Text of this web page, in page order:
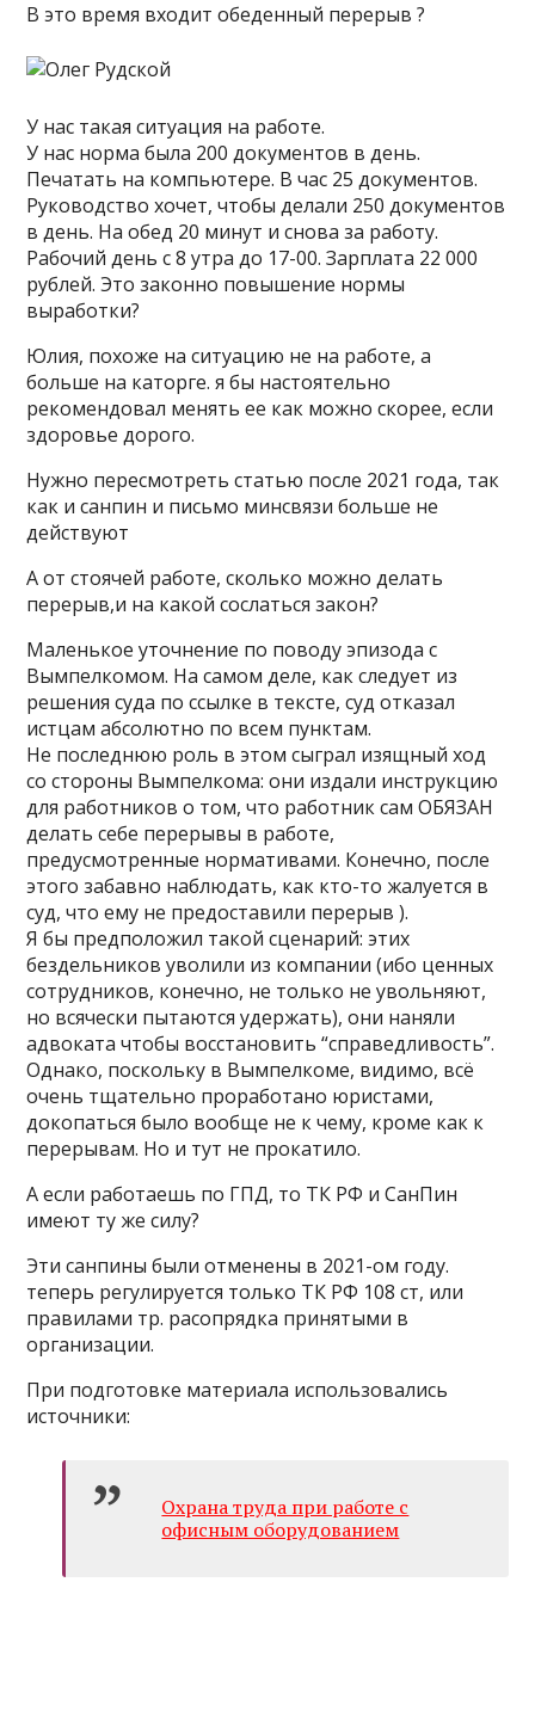
В это время входит обеденный перерыв ?
У нас такая ситуация на работе.
У нас норма была 200 документов в день.
Печатать на компьютере. В час 25 документов.
Руководство хочет, чтобы делали 250 документов
в день. На обед 20 минут и снова за работу.
Рабочий день с 8 утра до 17-00. Зарплата 22 000
рублей. Это законно повышение нормы
выработки?
Юлия, похоже на ситуацию не на работе, а
больше на каторге. я бы настоятельно
рекомендовал менять ее как можно скорее, если
здоровье дорого.
Нужно пересмотреть статью после 2021 года, так
как и санпин и письмо минсвязи больше не
действуют
А от стоячей работе, сколько можно делать
перерыв,и на какой сослаться закон?
Маленькое уточнение по поводу эпизода с
Вымпелкомом. На самом деле, как следует из
решения суда по ссылке в тексте, суд отказал
истцам абсолютно по всем пунктам.
Не последнюю роль в этом сыграл изящный ход
со стороны Вымпелкома: они издали инструкцию
для работников о том, что работник сам ОБЯЗАН
делать себе перерывы в работе,
предусмотренные нормативами. Конечно, после
этого забавно наблюдать, как кто-то жалуется в
суд, что ему не предоставили перерыв ).
Я бы предположил такой сценарий: этих
бездельников уволили из компании (ибо ценных
сотрудников, конечно, не только не увольняют,
но всячески пытаются удержать), они наняли
адвоката чтобы восстановить “справедливость”.
Однако, поскольку в Вымпелкоме, видимо, всё
очень тщательно проработано юристами,
докопаться было вообще не к чему, кроме как к
перерывам. Но и тут не прокатило.
А если работаешь по ГПД, то ТК РФ и СанПин
имеют ту же силу?
Эти санпины были отменены в 2021-ом году.
теперь регулируется только ТК РФ 108 ст, или
правилами тр. расопрядка принятыми в
организации.
При подготовке материала использовались
источники:
Охрана труда при работе с
офисным оборудованием